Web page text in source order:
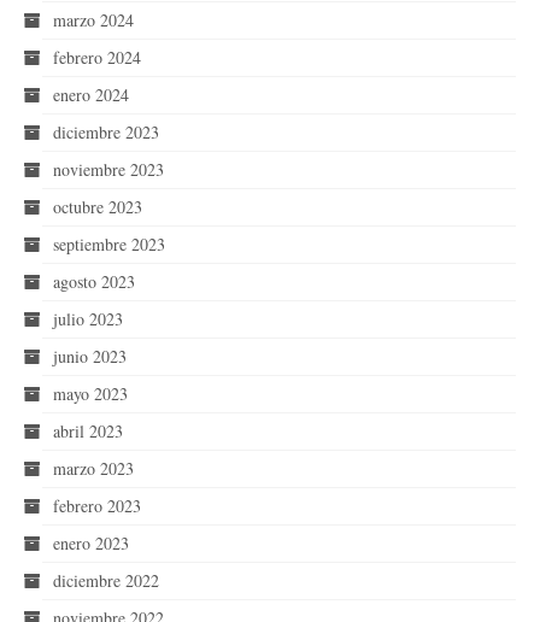
marzo 2024
febrero 2024
enero 2024
diciembre 2023
noviembre 2023
octubre 2023
septiembre 2023
agosto 2023
julio 2023
junio 2023
mayo 2023
abril 2023
marzo 2023
febrero 2023
enero 2023
diciembre 2022